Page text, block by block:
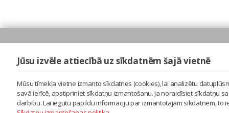
Jūsu izvēle attiecībā uz sīkdatnēm šajā vietnē
Mūsu tīmekļa vietne izmanto sīkdatnes (cookies), lai analizētu
savā ierīcē, apstipriniet sīkdatņu izmantošanu. Ja noraidīsiet sīkdatņu
darbību. Lai iegūtu papildu informāciju par izmantotajām sīkdatnēm,